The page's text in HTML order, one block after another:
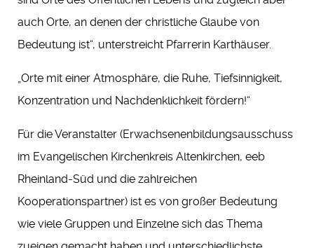
auch Orte, an denen der christliche Glaube von
Bedeutung ist“, unterstreicht Pfarrerin Karthäuser.
„Orte mit einer Atmosphäre, die Ruhe, Tiefsinnigkeit,
Konzentration und Nachdenklichkeit fördern!“
Für die Veranstalter (Erwachsenenbildungsausschuss
im Evangelischen Kirchenkreis Altenkirchen, eeb
Rheinland-Süd und die zahlreichen
Kooperationspartner) ist es von großer Bedeutung
wie viele Gruppen und Einzelne sich das Thema